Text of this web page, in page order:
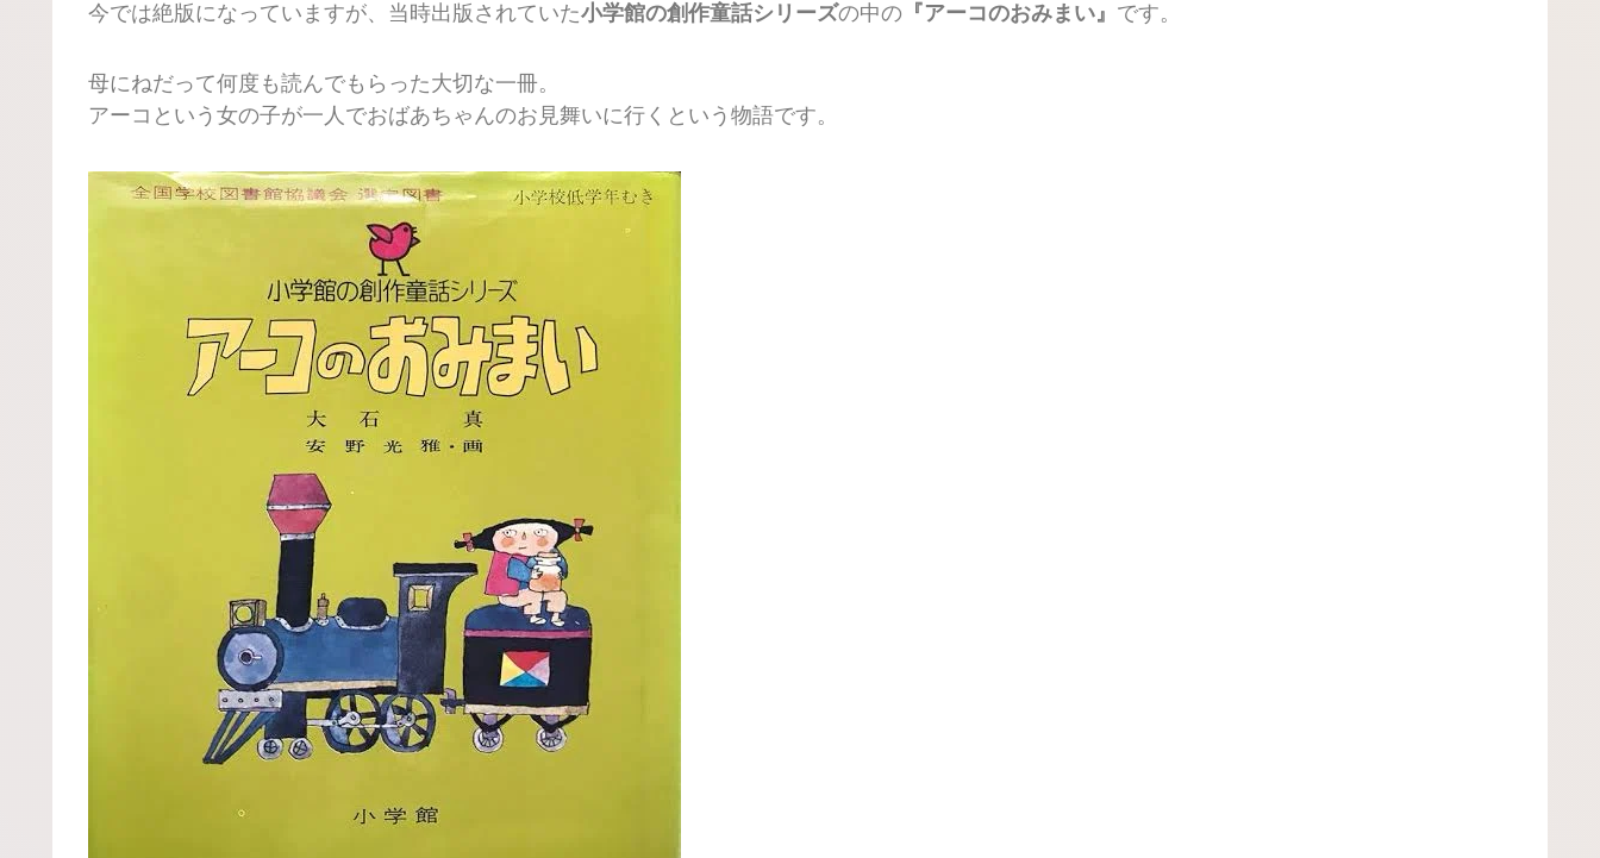
今では絶版になっていますが、当時出版されていた小学館の創作童話シリーズの中の 『アーコのおみまい』 です。
母にねだって何度も読んでもらった大切な一冊。
アーコという女の子が一人でおばあちゃんのお見舞いに行くという物語です。